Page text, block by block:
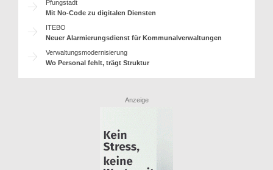
Pfungstadt
Mit No-Code zu digitalen Diensten
ITEBO
Neuer Alarmierungsdienst für Kommunalverwaltungen
Verwaltungsmodernisierung
Wo Personal fehlt, trägt Struktur
Anzeige